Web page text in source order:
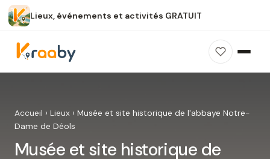
Lieux, événements et activités GRATUIT
Photos, avis, carte et accès : découvrez ce
Accueil › Lieux › Musée et site historique de l'abbaye Notre-
Dame de Déols
Musée et site historique de